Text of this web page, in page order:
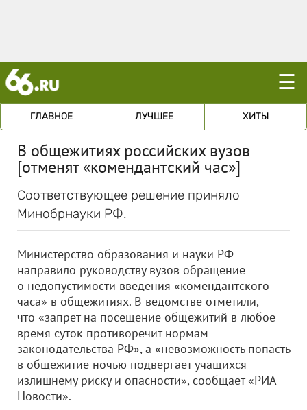
☰
ГЛАВНОЕ ЛУЧШЕЕ ХИТЫ
В общежитиях российских вузов
[отменят «комендантский час»]
Соответствующее решение приняло
Минобрнауки РФ.
Министерство образования и науки РФ
направило руководству вузов обращение
о недопустимости введения «комендантского
часа» в общежитиях. В ведомстве отметили,
что «запрет на посещение общежитий в любое
время суток противоречит нормам
законодательства РФ», а «невозможность попасть
в общежитие ночью подвергает учащихся
излишнему риску и опасности», сообщает «РИА
Новости».